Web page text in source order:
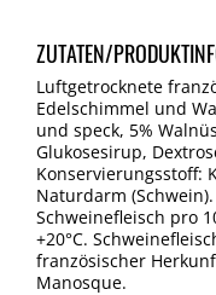
ZUTATEN/
Luftgetrocknete
Edelschimmel und
und speck, 5%
Glukosesirup,
Konservierungsstoff:
Naturdarm
Schweinefleisch pro
+20°C.
französischer
Manosque.